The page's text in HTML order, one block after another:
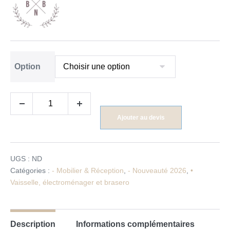
Option
Ajouter au devis
UGS : ND
Catégories : - Mobilier & Réception, - Nouveauté 2026, •
Vaisselle, électroménager et brasero
Description Informations complémentaires